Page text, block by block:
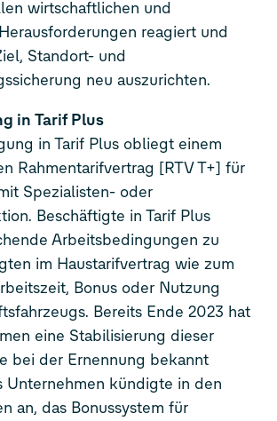
wirtschaftlichen und
reagiert und
Standort- und
neu auszurichten.
in Tarif Plus
in Tarif Plus obliegt einem
Rahmentarifvertrag [RTV T+] für
Spezialisten- oder
Beschäftigte in Tarif Plus
Arbeitsbedingungen zu
im Haustarifvertrag wie zum
Bonus oder Nutzung
Bereits Ende 2023 hat
eine Stabilisierung dieser
bei der Ernennung bekannt
Unternehmen kündigte in den
an, das Bonussystem für